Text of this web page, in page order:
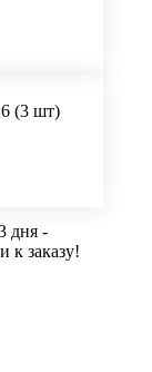
(3 шт)
дня -
к заказу!